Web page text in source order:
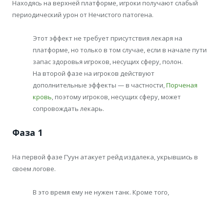
Находясь на верхней платформе, игроки получают слабый
периодический урон от Нечистого патогена.
Этот эффект не требует присутствия лекаря на
платформе, но только в том случае, если в начале пути
запас здоровья игроков, несущих сферу, полон.
На второй фазе на игроков действуют
дополнительные эффекты — в частности,Порченая
кровь, поэтому игроков, несущих сферу, может
сопровождать лекарь.
Фаза 1
На первой фазе Г’уун атакует рейд издалека, укрывшись в
своем логове.
В это время ему не нужен танк. Кроме того,